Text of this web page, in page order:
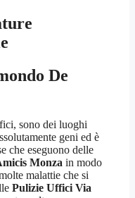
De
sono dei luoghi
geni ed è
che eseguono delle
Monza in modo
malattie che si
Pulizie Uffici Via